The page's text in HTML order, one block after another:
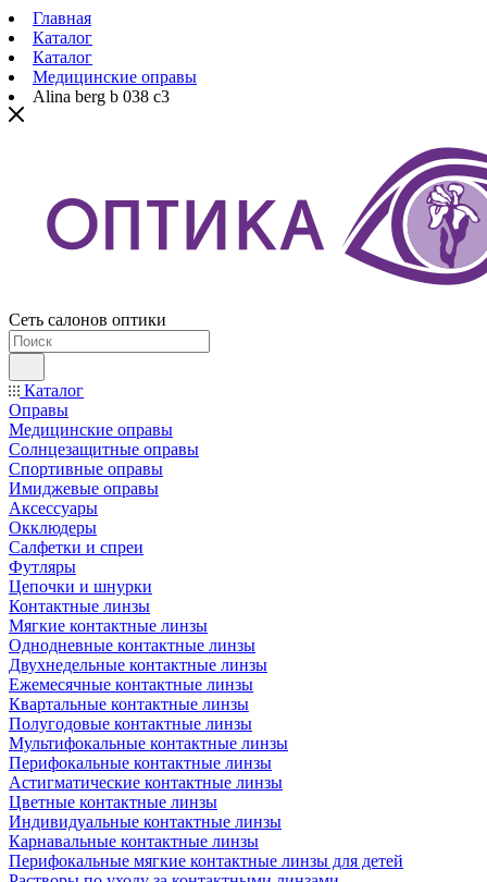
Главная
Каталог
Каталог
Медицинские оправы
Alina berg b 038 c3
Сеть салонов оптики
Каталог
Оправы
Медицинские оправы
Солнцезащитные оправы
Спортивные оправы
Имиджевые оправы
Аксессуары
Окклюдеры
Салфетки и спреи
Футляры
Цепочки и шнурки
Контактные линзы
Мягкие контактные линзы
Однодневные контактные линзы
Двухнедельные контактные линзы
Ежемесячные контактные линзы
Квартальные контактные линзы
Полугодовые контактные линзы
Мультифокальные контактные линзы
Перифокальные контактные линзы
Астигматические контактные линзы
Цветные контактные линзы
Индивидуальные контактные линзы
Карнавальные контактные линзы
Перифокальные мягкие контактные линзы для детей